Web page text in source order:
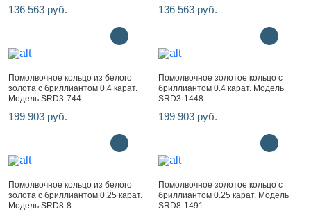
136 563 руб. 136 563 руб.
Помолвочное кольцо из белого
золота с бриллиантом 0.4 карат.
Модель SRD3-744
199 903 руб.
Помолвочное золотое кольцо с
бриллиантом 0.4 карат. Модель
SRD3-1448
199 903 руб.
Помолвочное кольцо из белого
золота с бриллиантом 0.25 карат.
Модель SRD8-8
Помолвочное золотое кольцо с
бриллиантом 0.25 карат. Модель
SRD8-1491